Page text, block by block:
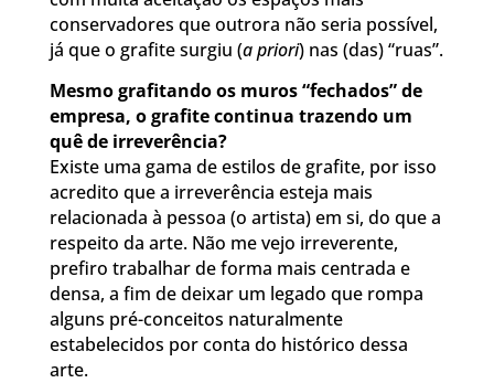
conservadores que outrora não seria possível,
já que o grafite surgiu (a priori) nas (das) “ruas”.
Mesmo grafitando os muros “fechados” de
empresa, o grafite continua trazendo um
quê de irreverência?
Existe uma gama de estilos de grafite, por isso
acredito que a irreverência esteja mais
relacionada à pessoa (o artista) em si, do que a
respeito da arte. Não me vejo irreverente,
prefiro trabalhar de forma mais centrada e
densa, a fim de deixar um legado que rompa
alguns pré-conceitos naturalmente
estabelecidos por conta do histórico dessa
arte.